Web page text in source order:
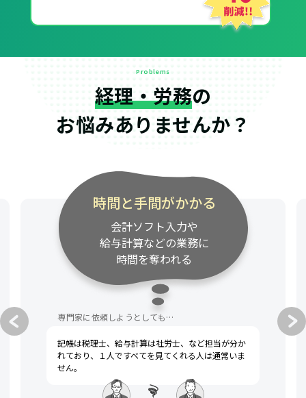
Problems
経理・労務の
お悩みありませんか？
時間と手間がかかる
会計ソフト入力や
給与計算などの業務に
時間を奪われる
専門家に依頼しようとしても…
記帳は税理士、給与計算は社労士、など担当が分か
れており、１人ですべてを見てくれる人は通常いま
せん。